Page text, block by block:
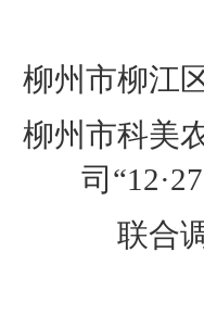
柳州市柳江
柳州市科美
司“12·27
联合